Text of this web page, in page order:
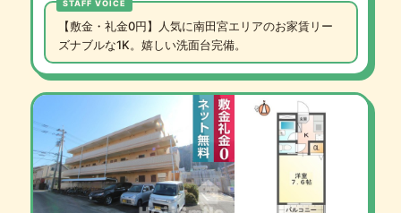
【敷金・礼金0円】人気に南田宮エリアのお家賃リー
ズナブルな1K。嬉しい洗面台完備。